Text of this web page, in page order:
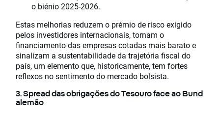
o biénio 2025-2026.
Estas melhorias reduzem o prémio de risco exigido
pelos investidores internacionais, tornam o
financiamento das empresas cotadas mais barato e
sinalizam a sustentabilidade da trajetória fiscal do
país, um elemento que, historicamente, tem fortes
reflexos no sentimento do mercado bolsista.
3. Spread das obrigações do Tesouro face ao Bund
alemão